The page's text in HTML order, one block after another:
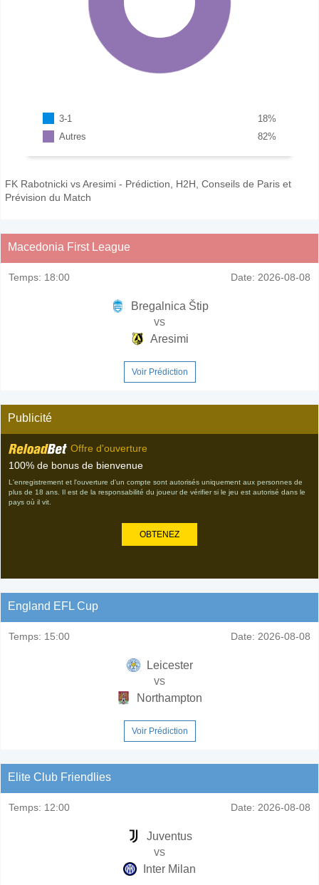
3-1 %
18
Autres
%
82
FK Rabotnicki vs Aresimi - Prédiction, H2H, Conseils de Paris et
Prévision du Match
Macedonia First League
Temps: 18:00 Date: 2026-08-08
Bregalnica Štip
vs
Aresimi
Voir Prédiction
Publicité
Offre d'ouverture
100% de bonus de bienvenue
L'enregistrement et l'ouverture d'un compte sont autorisés uniquement aux personnes de
plus de 18 ans. Il est de la responsabilité du joueur de vérifier si le jeu est autorisé dans le
pays où il vit.
OBTENEZ
England EFL Cup
Temps: 15:00 Date: 2026-08-08
Leicester
vs
Northampton
Voir Prédiction
Elite Club Friendlies
Temps: 12:00 Date: 2026-08-08
Juventus
vs
Inter Milan